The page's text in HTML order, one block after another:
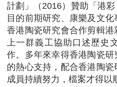
計劃」（2016）贊助「港
目的前期研究、康樂及文
香港陶瓷研究會合作剪輯
上一群義工協助口述歷史
作。多年來幸得香港陶瓷
的熱心支持，配合香港陶
成員持續努力，檔案才得以